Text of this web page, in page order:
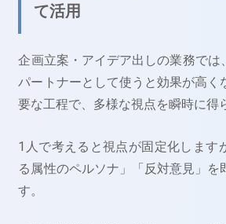
て活用
企画立案・アイデア出しの業務では
パートナーとして使うと効果が高く
要な工程で、多様な視点を瞬時に得
1人で考えると視点が固定化します
る属性のペルソナ」「反対意見」を
す。